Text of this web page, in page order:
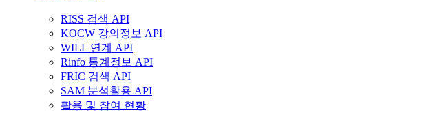
RISS 검색 API
KOCW 강의정보 API
WILL 연계 API
Rinfo 통계정보 API
FRIC 검색 API
SAM 분석활용 API
활용 및 참여 현황